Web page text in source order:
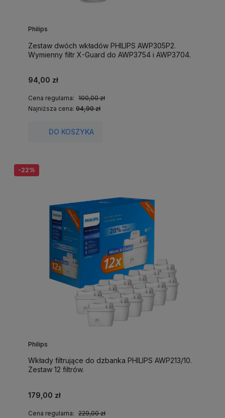
Philips
Zestaw dwóch wkładów PHILIPS AWP305P2.
Wymienny filtr X-Guard do AWP3754 i AWP3704.
94,00 zł
Cena regularna: 100,00 zł
Najniższa cena: 94,90 zł
DO KOSZYKA
Philips
Wkłady filtrujące do dzbanka PHILIPS AWP213/10.
Zestaw 12 filtrów.
179,00 zł
Cena regularna: 229,00 zł
-22%